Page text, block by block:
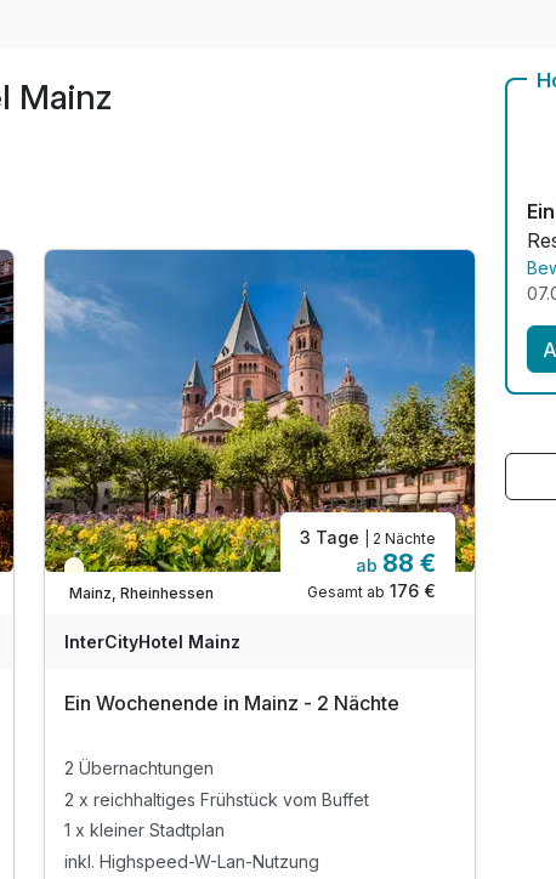
Mainz
Teilweise ausgelastet
Mainz, Rheinhessen
3 Tage | 2 Nächte
ab 88 €
Gesamt ab 176 €
InterCityHotel Mainz
Ein Wochenende in Mainz - 2 Nächte
2 Übernachtungen
2 x reichhaltiges Frühstück vom Buffet
1 x kleiner Stadtplan
inkl. Highspeed-W-Lan-Nutzung